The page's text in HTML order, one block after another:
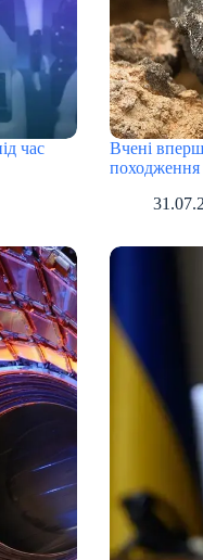
час
Вчені
походження